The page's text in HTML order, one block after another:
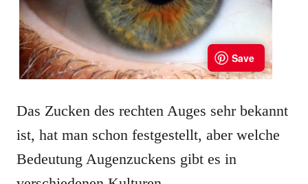
Das Zucken des rechten Auges sehr bekannt
ist, hat man schon festgestellt, aber welche
Bedeutung Augenzuckens gibt es in